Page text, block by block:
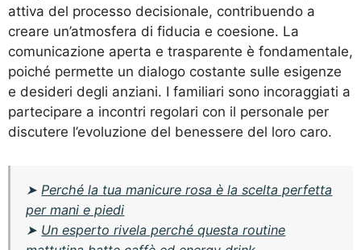
attiva del processo decisionale, contribuendo a
creare un’atmosfera di fiducia e coesione. La
comunicazione aperta e trasparente è fondamentale,
poiché permette un dialogo costante sulle esigenze
e desideri degli anziani. I familiari sono incoraggiati a
partecipare a incontri regolari con il personale per
discutere l’evoluzione del benessere del loro caro.
➤ Perché la tua manicure rosa è la scelta perfetta
per mani e piedi
➤ Un esperto rivela perché questa routine